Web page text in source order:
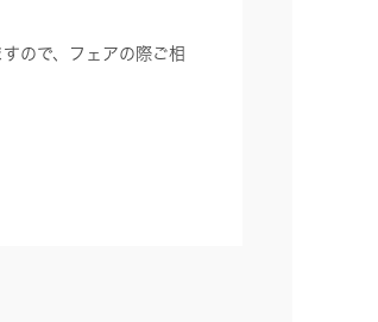
ので、フェアの際ご相